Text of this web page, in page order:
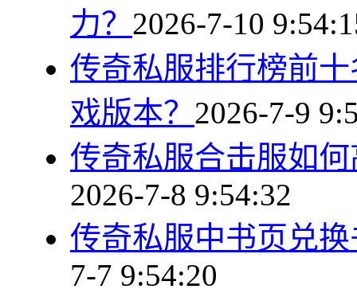
力？ 2026-7-10
传奇私服排行榜前
戏版本？ 2026-7-9
传奇私服合击服如
2026-7-8 9:54:32
传奇私服中书页兑
7-7 9:54:20